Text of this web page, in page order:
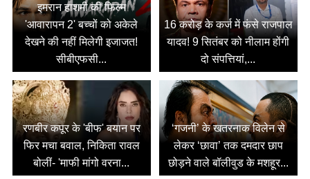
इमरान हाशमी की फिल्म
'आवारापन 2' बच्चों को अकेले
देखने की नहीं मिलेगी इजाजत!
सीबीएफसी...
16 करोड़ के कर्ज में फंसे राजपाल
यादव! 9 सितंबर को नीलाम होंगी
दो संपत्तियां,...
रणबीर कपूर के 'बीफ' बयान पर
फिर मचा बवाल, निकिता रावल
बोलीं- 'माफी मांगो वरना...
‘गजनी’ के खतरनाक विलेन से
लेकर ‘छावा’ तक दमदार छाप
छोड़ने वाले बॉलीवुड के मशहूर...